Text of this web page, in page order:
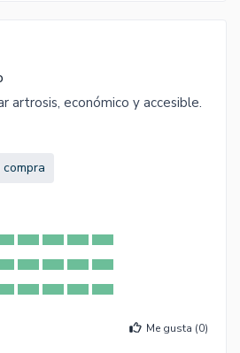
artrosis, económico y accesible.
Me gusta (0)